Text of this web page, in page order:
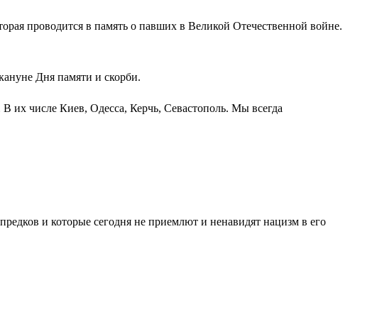
проводится в память о павших в Великой Отечественной войне.
Дня памяти и скорби.
их числе Киев, Одесса, Керчь, Севастополь. Мы всегда
и которые сегодня не приемлют и ненавидят нацизм в его